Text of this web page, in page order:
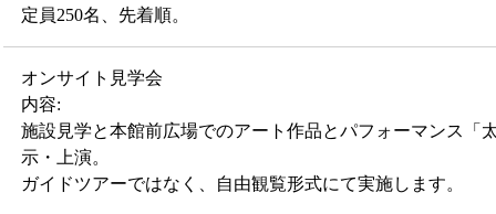
定員250名、先着順。
オンサイト見学会
内容:
施設見学と本館前広場でのアート作品とパフォーマンス「
示・上演。
ガイドツアーではなく、自由観覧形式にて実施します。